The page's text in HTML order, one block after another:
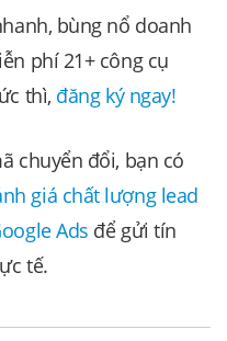
bùng nổ doanh
phí 21+ công cụ
thì, đăng ký ngay!
chuyển đổi, bạn có
giá chất lượng lead
Ads để gửi tín
tế.